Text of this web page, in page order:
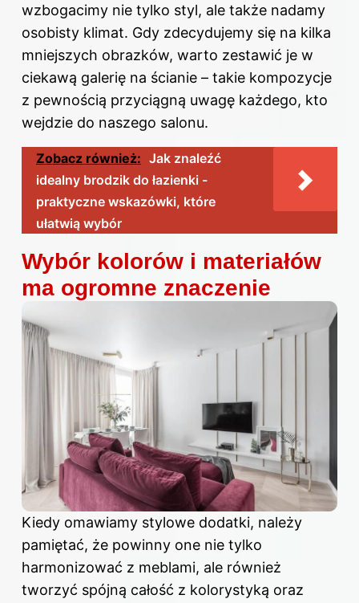
wzbogacimy nie tylko styl, ale także nadamy
osobisty klimat. Gdy zdecydujemy się na kilka
mniejszych obrazków, warto zestawić je w
ciekawą galerię na ścianie – takie kompozycje
z pewnością przyciągną uwagę każdego, kto
wejdzie do naszego salonu.
Zobacz również: Jak znaleźć
idealny brodzik do łazienki -
praktyczne wskazówki, które
ułatwią wybór
Wybór kolorów i materiałów
ma ogromne znaczenie
Kiedy omawiamy stylowe dodatki, należy
pamiętać, że powinny one nie tylko
harmonizować z meblami, ale również
tworzyć spójną całość z kolorystyką oraz